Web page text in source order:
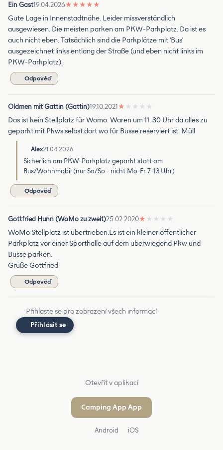
Ein Gast19.04.2026★ ★ ★ ★ ★
Gute Lage in Innenstadtnähe. Leider missverständlich
ausgewiesen. Die meisten parken am PKW-Parkplatz. Da ist es
auch nicht eben. Tatsächlich sind die Parkplätze mit 'Bus'
ausgezeichnet links entlang der Straße (und eben nicht links im
PKW-Parkplatz).
Odpověď
Oldmen mit Gattin (Gattin)19.10.2021★ ★ ★ ★ ★
Das ist kein Stellplatz für Womo. Waren um 11. 30 Uhr da alles zu
geparkt mit Pkws selbst dort wo für Busse reserviert ist. Müll
Alex21.04.2026
Sicherlich am PKW-Parkplatz geparkt statt am
Bus/Wohnmobil (nur Sa/So - nicht Mo-Fr 7-13 Uhr)
Odpověď
Gottfried Hunn (WoMo zu zweit)25.02.2020★ ★ ★ ★ ★
WoMo Stellplatz ist übertrieben.Es ist ein kleiner öffentlicher
Parkplatz vor einer Sporthalle auf dem überwiegend Pkw und
Busse parken.
Grüße Gottfried
Odpověď
Přihlaste se pro zobrazení všech informací
Přihlásit se
Otevřít v aplikaci
Camping App App
Android iOS